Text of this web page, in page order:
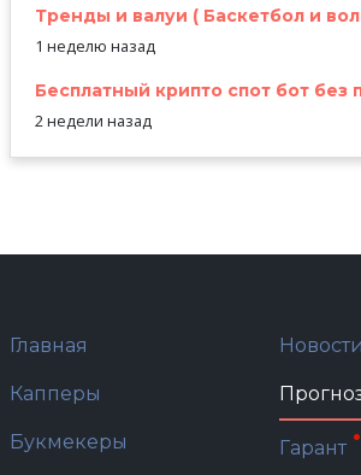
Тренды и валуи ( Баскетбол и
1 неделю назад
Бесплатный крипто спот бот без
2 недели назад
Главная
Капперы
Букмекеры
Новости
Гарант